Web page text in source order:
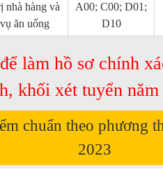
nhà hàng và
ăn uống
A00; C00; D01;
D10
làm hồ sơ chính
khối xét tuyển
chuẩn theo phương
2023